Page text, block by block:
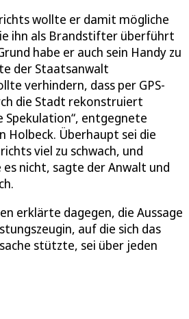
wollte er damit mögliche
ihn als Brandstifter überführt
habe er auch sein Handy zu
der Staatsanwalt
verhindern, dass per GPS-
die Stadt rekonstruiert
Spekulation“, entgegnete
Holbeck. Überhaupt sei die
viel zu schwach, und
nicht, sagte der Anwalt und
erklärte dagegen, die Aussage
auf die sich das
stützte, sei über jeden